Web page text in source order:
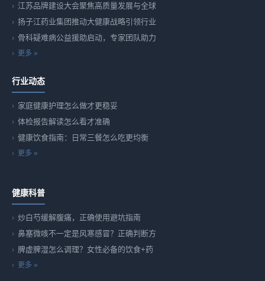
江苏品牌建设大会聚焦高质量发展与全球
扬子江药业集团推动大健康战略引领行业
骨科疑难病公益援助启动，专家团队助力
更多 »
行业动态
家庭健康护理怎么做才更稳妥
体检报告解读怎么看才准确
健康饮食指南：日常三餐怎么吃更均衡
更多 »
健康科普
炒白芍缓解腹痛，正确使用避坑指南
鼻塞微咳不一定是风寒感冒？正确判断方
脾虚脾湿怎么调理？女性必备的饮食+药
更多 »